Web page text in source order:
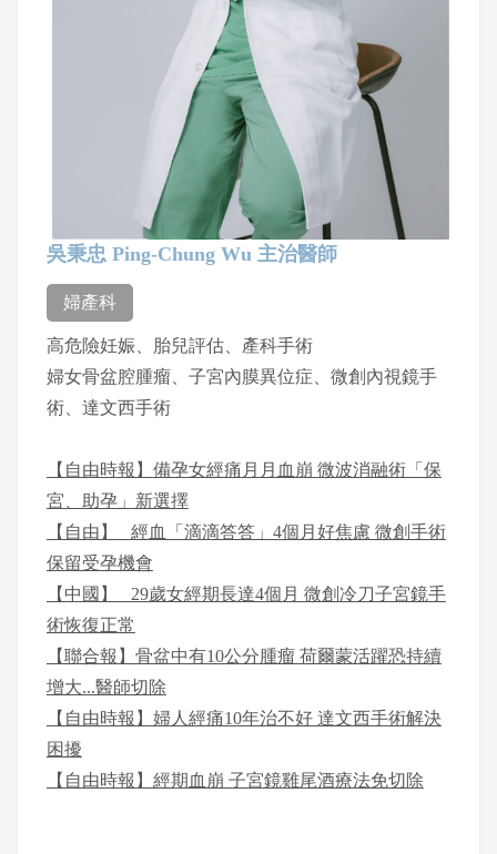
吳秉忠 Ping-Chung Wu 主治醫師
婦產科
高危險妊娠、胎兒評估、產科手術
婦女骨盆腔腫瘤、子宮內膜異位症、微創內視鏡手
術、達文西手術
【自由時報】備孕女經痛月月血崩 微波消融術「保
宮、助孕」新選擇
【自由】 _經血「滴滴答答」4個月好焦慮 微創手術
保留受孕機會
【中國】 _29歲女經期長達4個月 微創冷刀子宮鏡手
術恢復正常
【聯合報】骨盆中有10公分腫瘤 荷爾蒙活躍恐持續
增大...醫師切除
【自由時報】婦人經痛10年治不好 達文西手術解決
困擾
【自由時報】經期血崩 子宮鏡雞尾酒療法免切除